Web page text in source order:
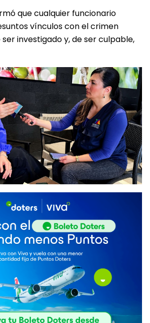
que cualquier funcionario
vínculos con el crimen
investigado y, de ser culpable,